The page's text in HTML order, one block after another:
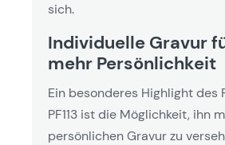
sich.
Individuelle Gravur
mehr Persönlichkeit
Ein besonderes Highlight des
PF113 ist die Möglichkeit, ihn
persönlichen Gravur zu